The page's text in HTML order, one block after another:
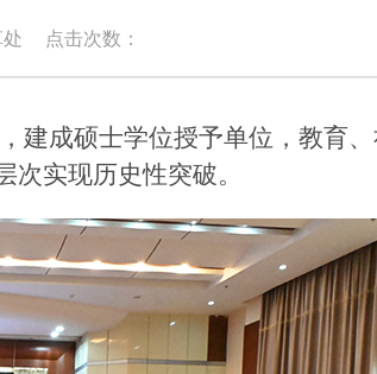
点击次数：
建成硕士学位授予单位，教育
实现历史性突破。